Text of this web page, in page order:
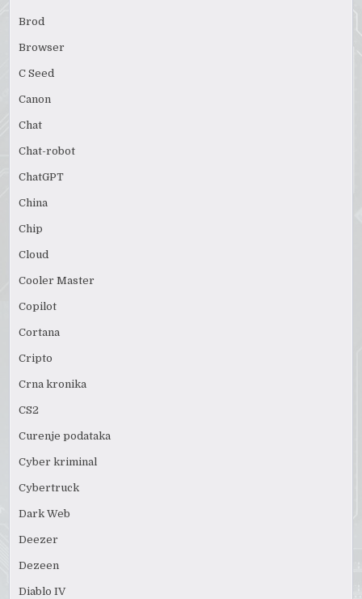
Brod
Browser
C Seed
Canon
Chat
Chat-robot
ChatGPT
China
Chip
Cloud
Cooler Master
Copilot
Cortana
Cripto
Crna kronika
CS2
Curenje podataka
Cyber kriminal
Cybertruck
Dark Web
Deezer
Dezeen
Diablo IV